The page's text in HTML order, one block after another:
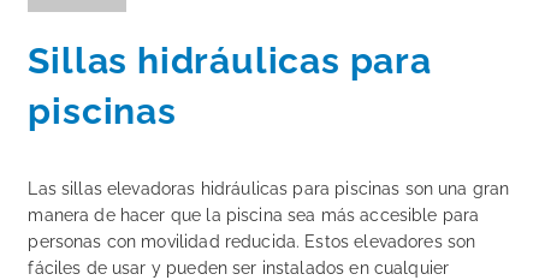
Sillas hidráulicas para
piscinas
Las sillas elevadoras hidráulicas para piscinas son una gran
manera de hacer que la piscina sea más accesible para
personas con movilidad reducida. Estos elevadores son
fáciles de usar y pueden ser instalados en cualquier